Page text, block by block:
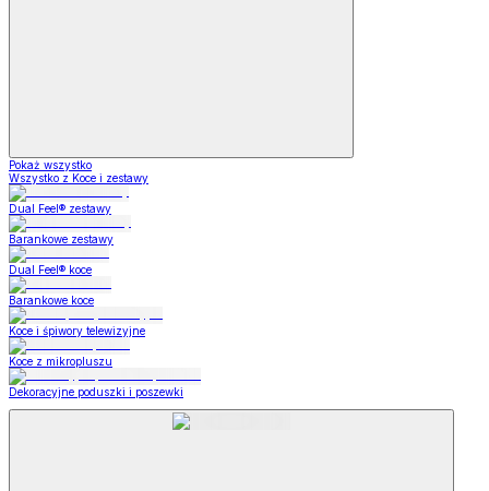
Pokaż wszystko
Wszystko z Koce i zestawy
Dual Feel® zestawy
Barankowe zestawy
Dual Feel® koce
Barankowe koce
Koce i śpiwory telewizyjne
Koce z mikropluszu
Dekoracyjne poduszki i poszewki